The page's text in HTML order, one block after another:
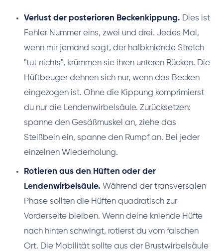
Verlust der posterioren Beckenkippung. Dies ist
Fehler Nummer eins, zwei und drei. Jedes Mal,
wenn mir jemand sagt, der halbkniende Stretch
"tut nichts", krümmen sie ihren unteren Rücken. Die
Hüftbeuger dehnen sich nur, wenn das Becken
eingezogen ist. Ohne die Kippung komprimierst
du nur die Lendenwirbelsäule. Zurücksetzen:
spanne den Gesäßmuskel an, ziehe das
Steißbein ein, spanne den Rumpf an. Bei jeder
einzelnen Wiederholung.
Rotieren aus den Hüften oder der
Lendenwirbelsäule. Während der transversalen
Phase sollten die Hüften quadratisch zur
Vorderseite bleiben. Wenn deine kniende Hüfte
nach hinten schwingt, rotierst du vom falschen
Ort. Die Mobilität sollte aus der Brustwirbelsäule